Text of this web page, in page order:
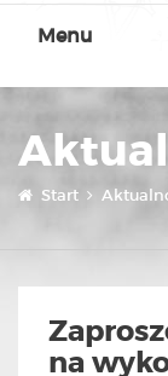
Menu
Start
na